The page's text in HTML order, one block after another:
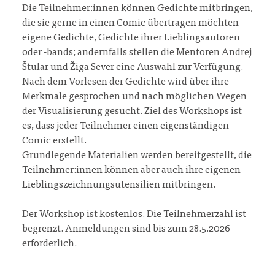
Die Teilnehmer:innen können Gedichte mitbringen,
die sie gerne in einen Comic übertragen möchten –
eigene Gedichte, Gedichte ihrer Lieblingsautoren
oder -bands; andernfalls stellen die Mentoren Andrej
Štular und Žiga Sever eine Auswahl zur Verfügung.
Nach dem Vorlesen der Gedichte wird über ihre
Merkmale gesprochen und nach möglichen Wegen
der Visualisierung gesucht. Ziel des Workshops ist
es, dass jeder Teilnehmer einen eigenständigen
Comic erstellt.
Grundlegende Materialien werden bereitgestellt, die
Teilnehmer:innen können aber auch ihre eigenen
Lieblingszeichnungsutensilien mitbringen.
Der Workshop ist kostenlos. Die Teilnehmerzahl ist
begrenzt. Anmeldungen sind bis zum 28.5.2026
erforderlich.